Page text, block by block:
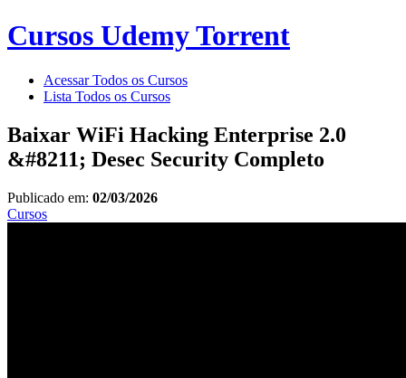
Cursos Udemy Torrent
Acessar Todos os Cursos
Lista Todos os Cursos
Baixar WiFi Hacking Enterprise 2.0
&#8211; Desec Security Completo
Publicado em: 02/03/2026
Cursos